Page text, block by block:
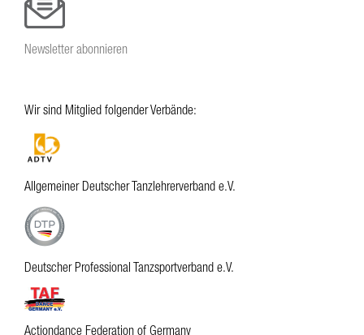
Newsletter abonnieren
Wir sind Mitglied folgender Verbände:
Allgemeiner Deutscher Tanzlehrerverband e.V.
Deutscher Professional Tanzsportverband e.V.
Actiondance Federation of Germany